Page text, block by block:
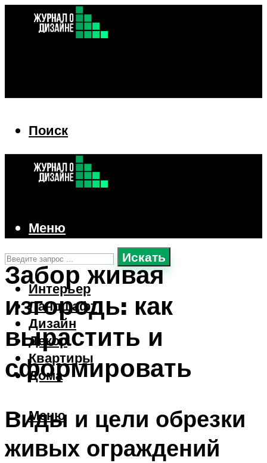
Поиск
Искать
Интерьер
Ландшафт
Дизайн
Декор
Квартиры
Дома
Меню
Меню
Забор живая
изгородь: как
вырастить и
сформировать
Виды и цели обрезки
живых ограждений